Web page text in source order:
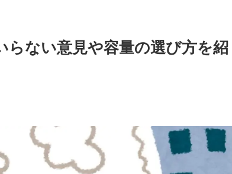
ない意見や容量の選び方を紹